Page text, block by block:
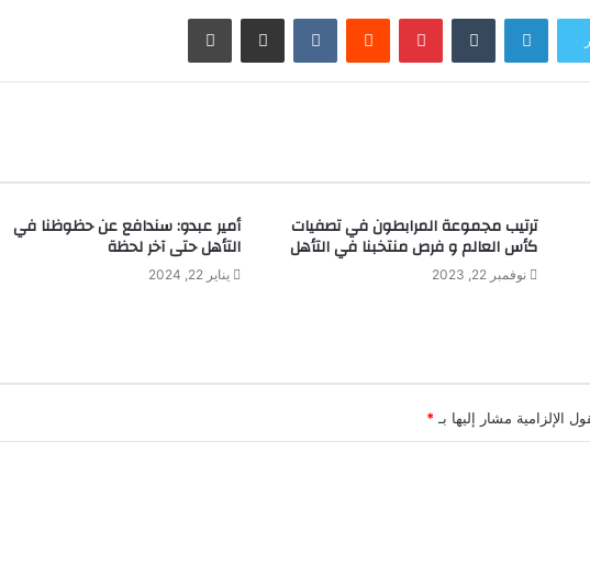
لينكدإن بينتيريست مشاركة عبر البريد طباعة
ترتيب مجموعة المرابطون في تصفيات
كأس العالم و فرص منتخبنا في التأهل
نوفمبر 22, 2023
أمير عبدو: سندافع عن حظوظنا في
التأهل حتى آخر لحظة
يناير 22, 2024
الإلزامية مشار إليها بـ *